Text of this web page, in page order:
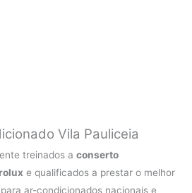
Vila Pauliceia
treinados aconserto
e qualificados a prestar o melhor
ar-condicionados nacionais e